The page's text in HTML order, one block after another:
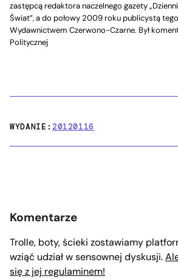
zastępcą redaktora naczelnego gazety
Świat”, a do połowy 2009 roku publicystą
Wydawnictwem Czerwono-Czarne. Był
Politycznej
WYDANIE:20120116
Komentarze
Trolle, boty, ścieki zostawiamy
wziąć udział w sensownej dyskusji.
się z jej regulaminem!